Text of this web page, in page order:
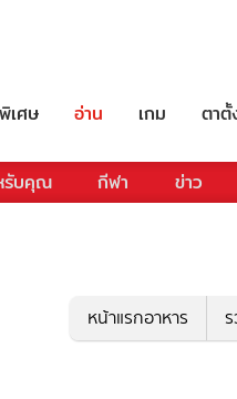
เศษ อ่าน เกม ตาตั้
รับคุณ กีฬา ข่าว
หน้าแรกอาหาร